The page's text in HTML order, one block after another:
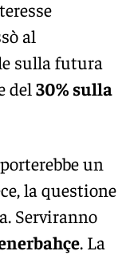
al
sulla futura
del 30% sulla
un
la questione
Serviranno
. La